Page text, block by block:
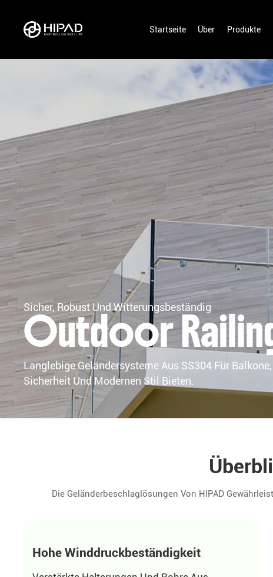
Startseite Über Produkte
Sicher, Robust Und Witterungsbeständig
Outdoor
Langlebige Geländersysteme Aus SS304 Für
Sicherheit Und Modernen Stil Bieten.
Die Geländerbeschlaglösungen Von HIPAD
Hohe Winddruckbeständigkeit